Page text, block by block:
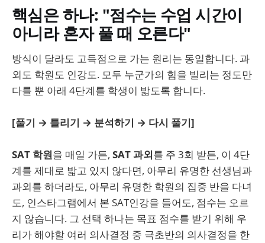
핵심은 하나: "점수는 수업 시간이
아니라 혼자 풀 때 오른다"
방식이 달라도 고득점으로 가는 원리는 동일합니다. 과
외도 학원도 인강도. 모두 누군가의 힘을 빌리는 정도만
다를 뿐 아래 4단계를 학생이 밟도록 합니다.
[풀기 → 틀리기 → 분석하기 → 다시 풀기]
SAT 학원을 매일 가든, SAT 과외를 주 3회 받든, 이 4단
계를 제대로 밟고 있지 않다면, 아무리 유명한 선생님과
과외를 하더라도, 아무리 유명한 학원의 집중 반을 다녀
도, 인스타그램에서 본 SAT인강을 들어도, 점수는 오르
지 않습니다. 그 선택 하나는 목표 점수를 받기 위해 우
리가 해야할 여러 의사결정 중 극초반의 의사결정을 한